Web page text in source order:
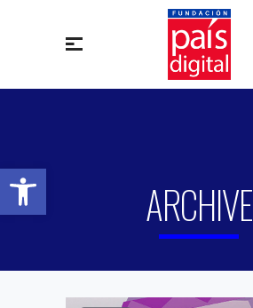
Abrir barra de herramientas
ARCHIVE